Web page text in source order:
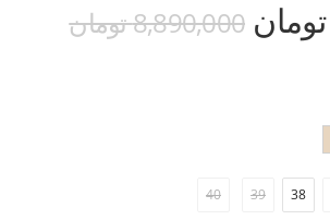
8,890,000 تومان
38
39
40